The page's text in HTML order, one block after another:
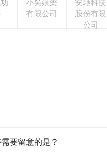
有限公司
股份有限
公司
要留意的是？